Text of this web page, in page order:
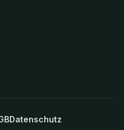
Datenschutz